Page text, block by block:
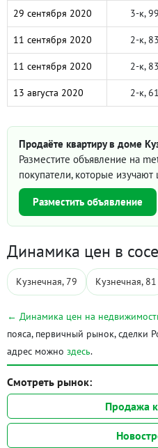
29 сентября 2020 3-к,
11 сентября 2020 2-к,
11 сентября 2020 2-к,
13 августа 2020 2-к,
Продаёте квартиру в доме
Разместите объявление на
покупатели, которые
Разместить объявление
Динамика цен в
Кузнечная, 79 Кузнечная, 81
← Динамика цен на
пояса, первичный рынок, сделки
адрес можно здесь.
Смотреть рынок:
Продажа